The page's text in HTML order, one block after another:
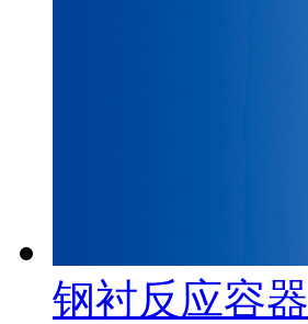
钢衬反应容器